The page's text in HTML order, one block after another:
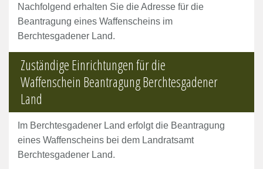
Nachfolgend erhalten Sie die Adresse für die
Beantragung eines Waffenscheins im
Berchtesgadener Land.
Zuständige Einrichtungen für die
Waffenschein Beantragung Berchtesgadener
Land
Im Berchtesgadener Land erfolgt die Beantragung
eines Waffenscheins bei dem Landratsamt
Berchtesgadener Land.